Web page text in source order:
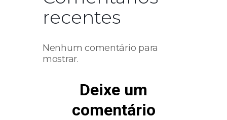
recentes
Nenhum comentário para
mostrar.
Deixe um
comentário